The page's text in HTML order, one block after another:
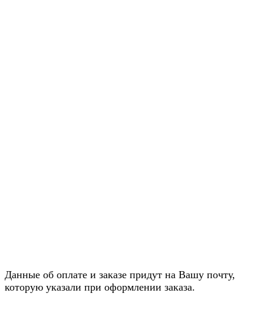
Данные об оплате и заказе придут на Вашу почту,
которую указали при оформлении заказа.